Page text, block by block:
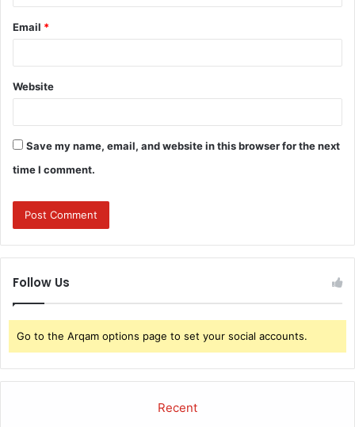
Email *
Website
Save my name, email, and website in this browser for the next
time I comment.
Follow Us
Go to the Arqam options page to set your social accounts.
Recent